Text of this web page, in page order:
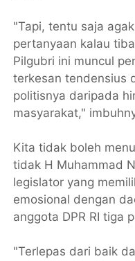
"Tapi, tentu saja
pertanyaan kalau
Pilgubri ini muncul
terkesan tendensius
politisnya daripada
masyarakat,"
Kita tidak boleh
tidak H Muhammad
legislator yang
emosional dengan
anggota DPR RI tiga
"Terlepas dari baik